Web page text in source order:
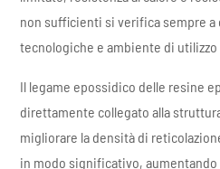
non sufficienti si verifica sempre a
tecnologiche e ambiente di
Il legame epossidico delle resine
direttamente collegato alla
migliorare la densità di
in modo significativo, aumentando